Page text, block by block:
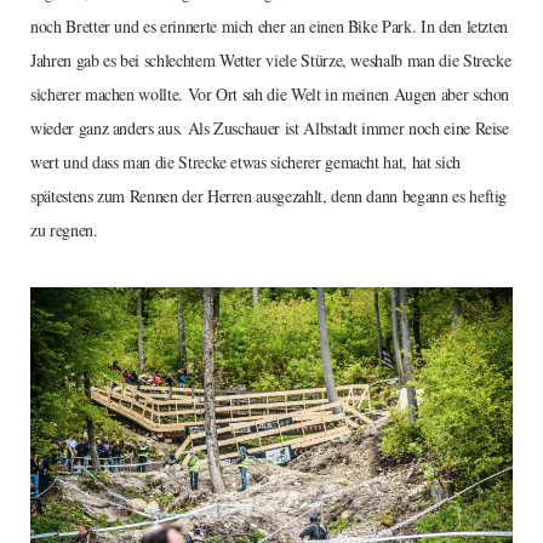
noch Bretter und es erinnerte mich eher an einen Bike Park. In den letzten
Jahren gab es bei schlechtem Wetter viele Stürze, weshalb man die Strecke
sicherer machen wollte. Vor Ort sah die Welt in meinen Augen aber schon
wieder ganz anders aus. Als Zuschauer ist Albstadt immer noch eine Reise
wert und dass man die Strecke etwas sicherer gemacht hat, hat sich
spätestens zum Rennen der Herren ausgezahlt, denn dann begann es heftig
zu regnen.